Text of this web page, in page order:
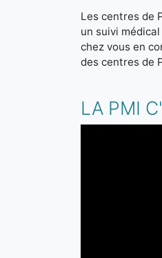
Les centres de
un suivi
chez vous en
des centres de
LA PMI